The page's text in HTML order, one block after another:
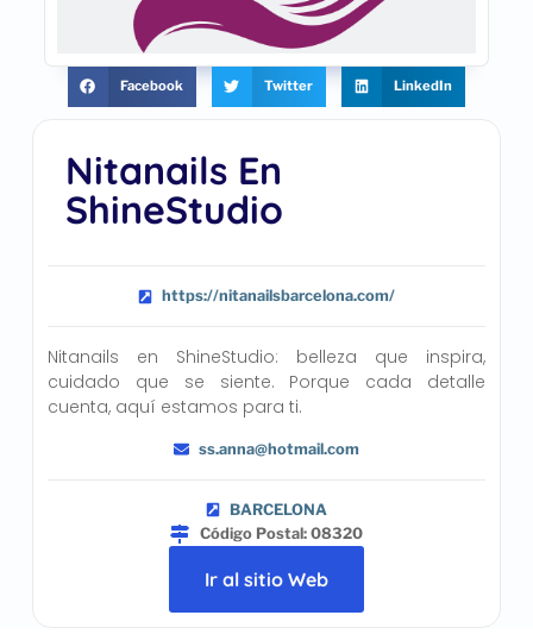
Nitanails En
ShineStudio
https://nitanailsbarcelona.com/
Nitanails en ShineStudio: belleza que inspira,
cuidado que se siente. Porque cada detalle
cuenta, aquí estamos para ti.
ss.anna@hotmail.com
BARCELONA
Código Postal: 08320
Ir al sitio Web
Facebook Twitter LinkedIn